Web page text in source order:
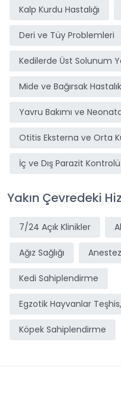
Kalp Kurdu Hastalığı
Deri ve Tüy Problemleri
Kedilerde Üst Solunum
Mide ve Bağırsak
Yavru Bakımı ve
Otitis Eksterna ve Orta
İç ve Dış Parazit Kontrolü
Yakın Çevredeki
7/24 Açık Klinikler
Ağız Sağlığı
Kedi Sahiplendirme
Egzotik Hayvanlar
Köpek Sahiplendirme